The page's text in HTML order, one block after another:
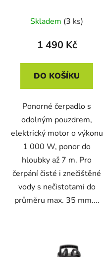
Skladem (3 ks)
1 490 Kč
DO KOŠÍKU
Ponorné čerpadlo s
odolným pouzdrem,
elektrický motor o výkonu
1 000 W, ponor do
hloubky až 7 m. Pro
čerpání čisté i znečištěné
vody s nečistotami do
průměru max. 35 mm....